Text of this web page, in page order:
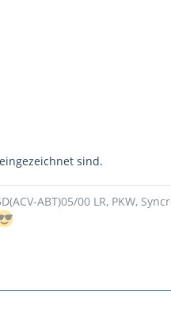
sind.
ABT)05/00 LR, PKW,